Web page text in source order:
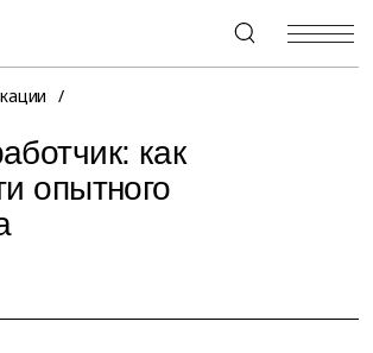
+7 (495) 967-80-80
/
как
опытного